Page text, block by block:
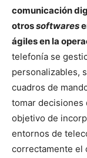
comunicación
otrossoftwares
ágiles en la
telefonía se
personalizables,
cuadros de
tomar decisiones
objetivo de
entornos de
correctamente el